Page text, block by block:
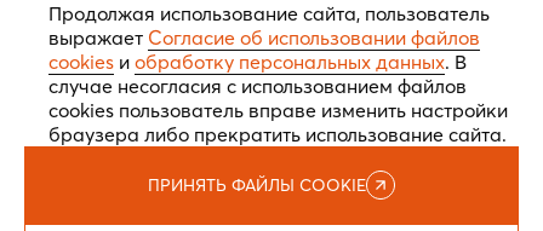
недвижимости -
business@nz72.ru
подрядчиками/
тендерный отдел -
tehzakaz@nz72.ru
Продолжая использование сайта, пользователь
выражает Согласие об использовании файлов
cookies и обработку персональных данных. В
случае несогласия с использованием файлов
cookies пользователь вправе изменить настройки
браузера либо прекратить использование сайта.
ПРИНЯТЬ ФАЙЛЫ COOKIE